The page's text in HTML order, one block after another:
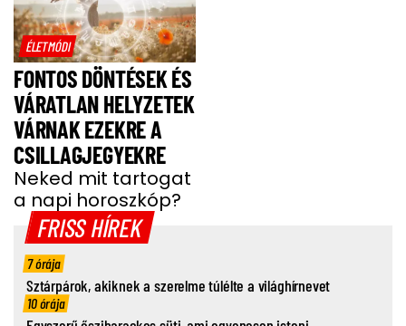
ÉLETMÓDI
FONTOS DÖNTÉSEK ÉS
VÁRATLAN HELYZETEK
VÁRNAK EZEKRE A
CSILLAGJEGYEKRE
Neked mit tartogat
a napi horoszkóp?
FRISS HÍREK
7 órája
Sztárpárok, akiknek a szerelme túlélte a világhírnevet
10 órája